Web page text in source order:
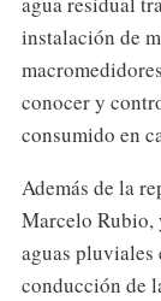
instalación de
conocer y
consumido en
Además de la
Marcelo Rubio,
aguas pluviales
conducción de